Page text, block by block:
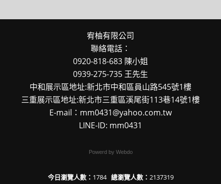
宥柚有限公司
聯絡電話：
0920-818-683 陳小姐
0939-275-735 王先生
中和展示區地址:新北市中和區員山路545號1樓
三重展示區地址:新北市三重區溪尾街113巷14號1樓
E-mail：mm0431@yahoo.com.tw
LINE-ID: mm0431
Powerd by Webdo
今日瀏覽人數： 1784 總瀏覽人數： 2137319